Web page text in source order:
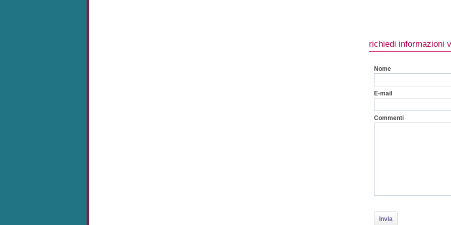
richiedi informazioni
Nome
E-mail
Commenti